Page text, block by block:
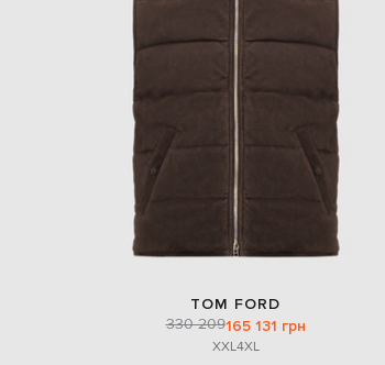
TOM FORD
330 209165 131 грн
XXL4XL